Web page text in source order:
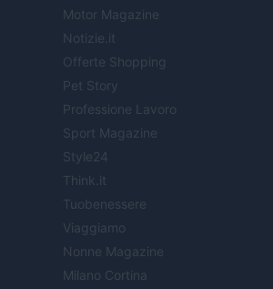
Motor Magazine
Notizie.it
Offerte Shopping
Pet Story
Professione Lavoro
Sport Magazine
Style24
Think.it
Tuobenessere
Viaggiamo
Nonne Magazine
Milano Cortina